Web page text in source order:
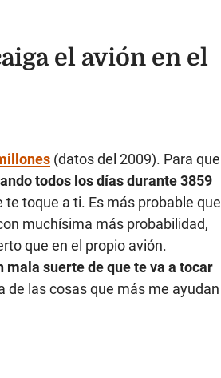
el avión en el
(datos del 2009). Para que
todos los días durante 3859
toque a ti. Es más probable que
muchísima más probabilidad,
que en el propio avión.
mala suerte de que te va a tocar
de las cosas que más me ayudan